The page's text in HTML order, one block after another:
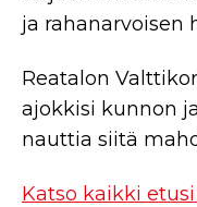
ja rahanarvoisen
Reatalon
ajokkisi kunnon
nauttia siitä
Katso kaikki